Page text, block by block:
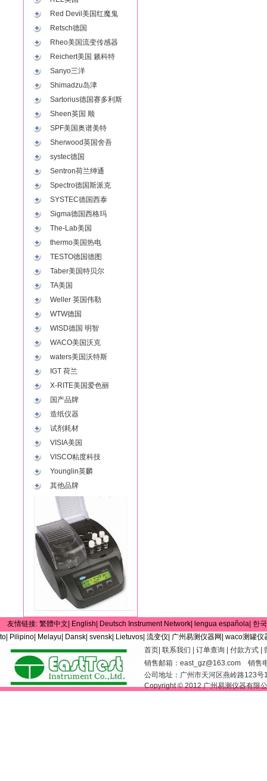
Red Devil美国红魔鬼
Retsch德国
Rheo美国流变传感器
Reichert美国 籁科特
Sanyo三洋
Shimadzu岛津
Sartorius德国赛多利斯
Sheen英国 顺
SPF美国奥谱美特
Sherwood英国舍吾
systec德国
Sentron荷兰绅通
Spectro德国斯派克
SYSTEC德国西泰
Sigma德国西格玛
The-Lab美国
thermo美国热电
TESTO德国德图
Taber美国特贝尔
TA美国
Weller 英国伟勒
WTW德国
WISD德国 明智
WACO美国沃克
waters美国沃特斯
IGT 荷兰
X-RITE美国爱色丽
国产品牌
造纸仪器
试剂耗材
VISIA美国
VISCO粘度科技
Younglin英麟
其他品牌
友情链接: 繁體中文| English| Deutsch Instrument Network| lengua española| 한
to| Pilipino| Melayu| Dansk| svensk| Lietuvos| 流变仪| 广州易测仪器网| waco测罐仪
首页 联系我们 订单查询 付款方式
销售邮箱： east_gz@163.com 销售
公司地址：广州市天河区燕岭路123
Copyright © 2012 广州易测仪器有限